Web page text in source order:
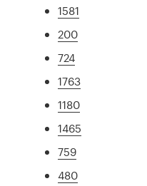
1581
200
724
1763
1180
1465
759
480